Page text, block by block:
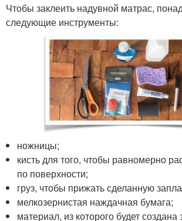
Чтобы заклеить надувной матрас,
следующие инструменты:
ножницы;
кисть для того, чтобы равномерно
по поверхности;
груз, чтобы прижать сделанную
мелкозернистая наждачная бумага;
материал, из которого будет создана